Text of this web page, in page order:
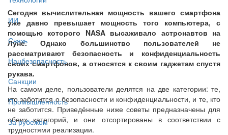
ИИ
Связь
Нацбезопасность
Санкции
Промышленность
За рубежом
Сегодня вычислительная мощность вашего смартфона
уже давно превышает мощность того компьютера, с
помощью которого NASA высаживало астронавтов на
Луне. Однако большинство пользователей не
рассматривают безопасность и конфиденциальность
своих смартфонов, а относятся к своим гаджетам спустя
рукава.
На самом деле, пользователи делятся на две категории: те,
кто заботится о безопасности и конфиденциальности, и те, кто
не заботится. Приведённые ниже советы предназначены для
обеих категорий, и они отсортированы в соответствии с
трудностями реализации.